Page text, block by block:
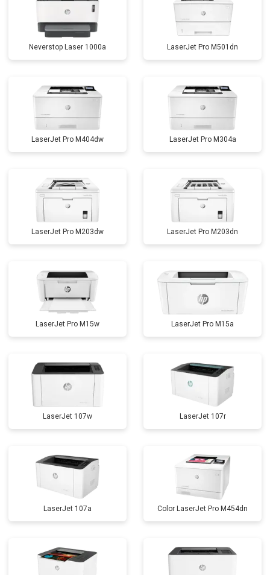
Neverstop Laser 1000a LaserJet Pro M501dn
LaserJet Pro M404dw LaserJet Pro M304a
LaserJet Pro M203dw LaserJet Pro M203dn
LaserJet Pro M15w LaserJet Pro M15a
LaserJet 107w LaserJet 107r
LaserJet 107a Color LaserJet Pro M454dn